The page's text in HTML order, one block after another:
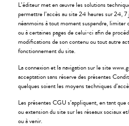
L’éditeur met en œuvre les solutions
permettre l’accès au site 24 heures sur 24,
néanmoins à tout moment suspendre, limiter
ou à certaines pages de celui-ci afin de
modifications de son contenu ou tout autre
fonctionnement du site.
La connexion et la navigation sur le site
acceptation sans réserve des présentes
quelques soient les moyens techniques
Les présentes CGU s’appliquent, en tant
ou extension du site sur les réseaux sociaux
ou à venir.